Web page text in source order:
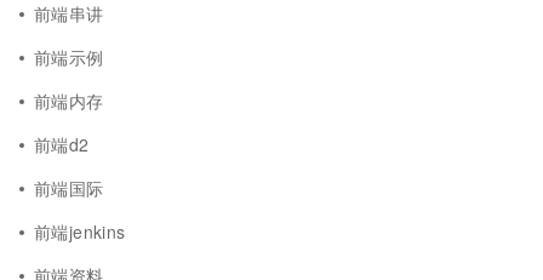
前端串讲
前端示例
前端内存
前端d2
前端国际
前端jenkins
前端资料